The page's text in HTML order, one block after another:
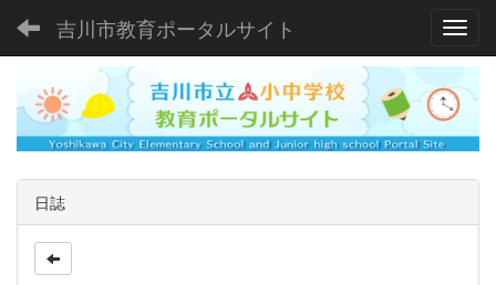
吉川市教育ポータルサイト
日誌